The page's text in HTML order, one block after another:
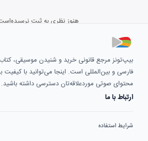
هنوز نظری به ثبت
بیپ‌تونز مرجع قانونی خرید و شنیدن موسیقی،
فارسی و بین‌المللی است. اینجا می‌توانید با کیفیت
محتوای صوتی موردعلاقه‌تان دسترسی داشته باشید.
ارتباط با ما
شرایط استفاده